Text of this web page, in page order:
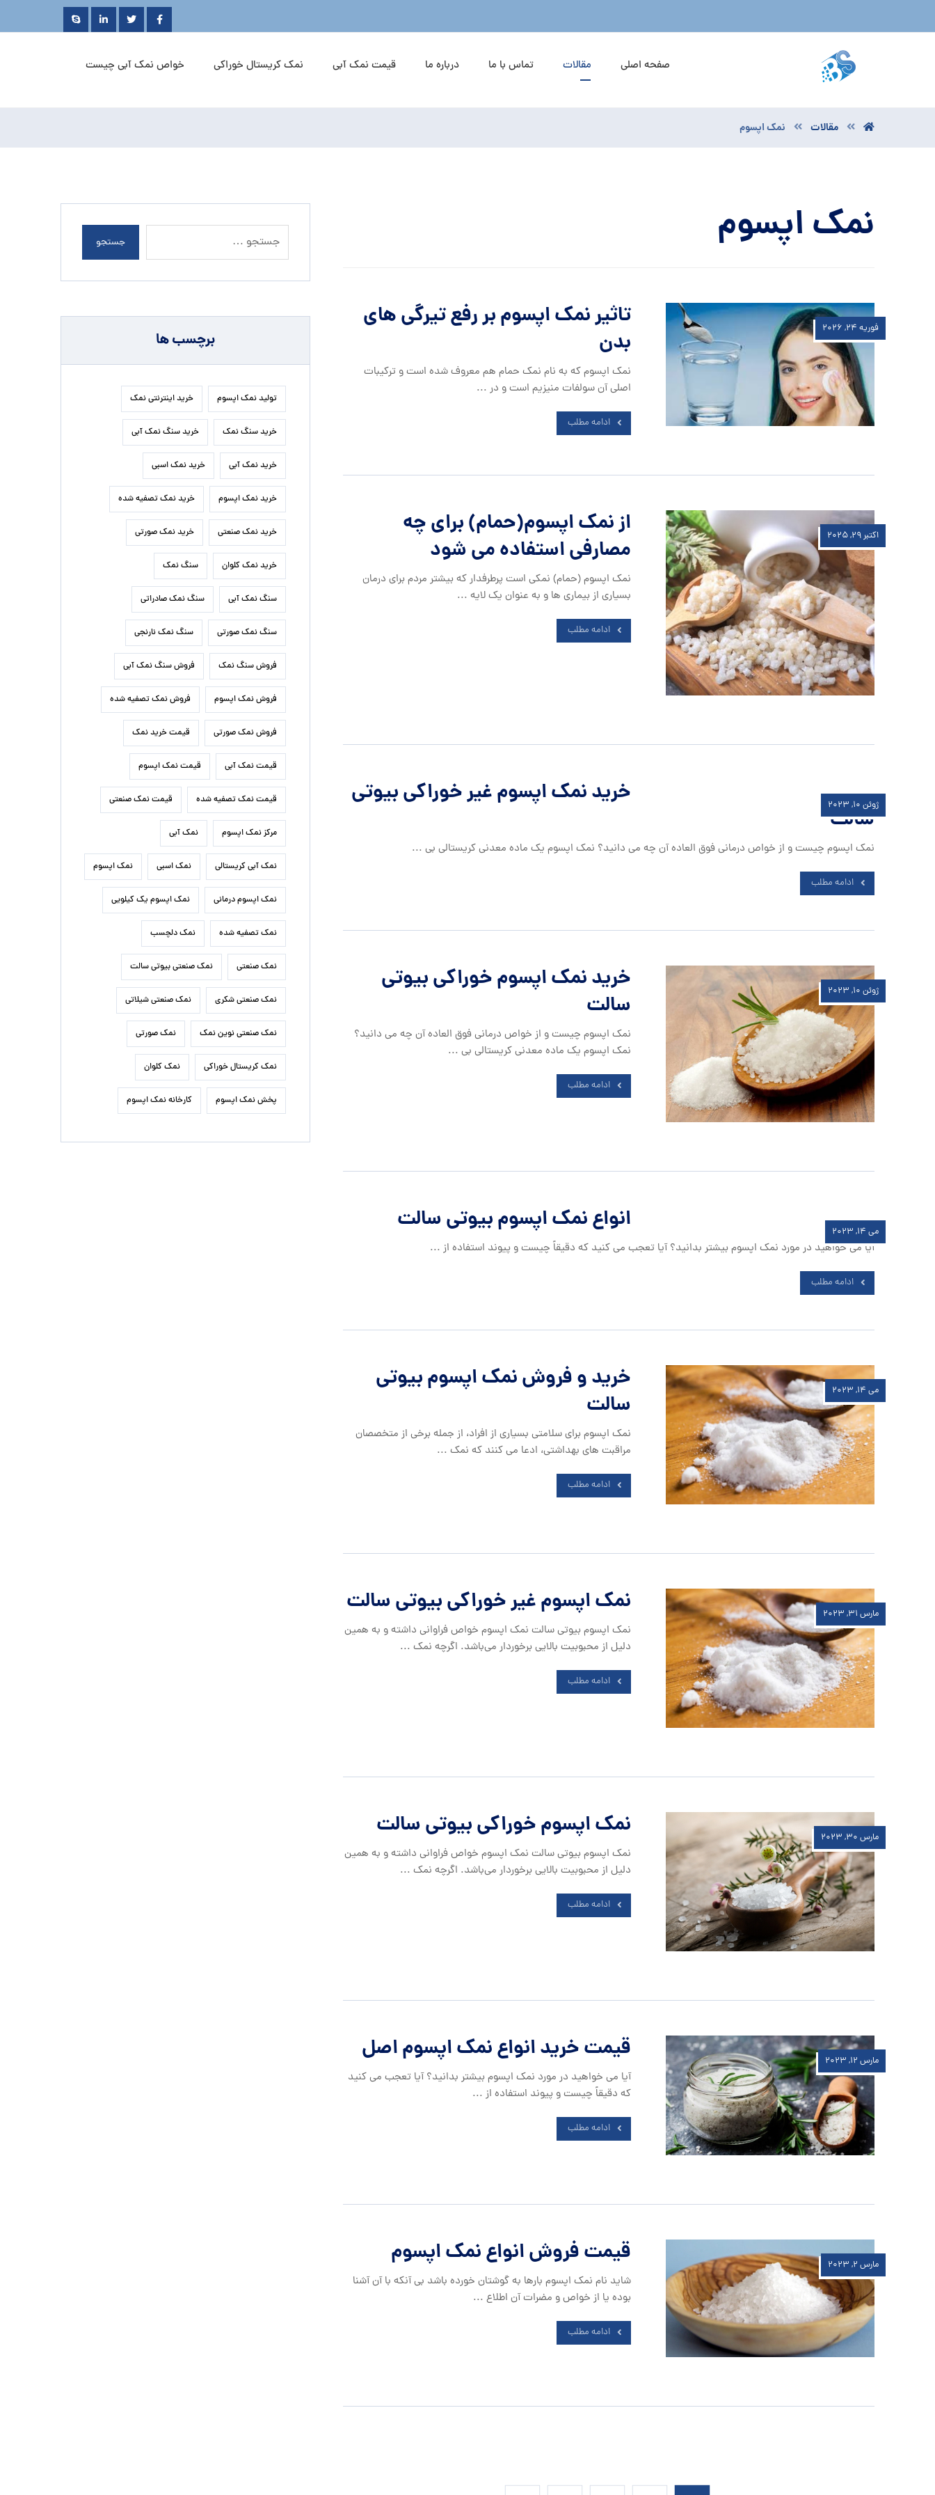
صفحه اصلی مقالات تماس با ما درباره ما قیمت نمک آبی نمک کریستال خوراکی خواص نمک آبی چیست
مقالات نمک اپسوم
نمک اپسوم
تاثیر نمک اپسوم بر رفع تیرگی های
بدن
فوریه ۲۴, ۲۰۲۶
نمک اپسوم که به نام نمک حمام هم معروف شده است و ترکیبات
اصلی آن سولفات منیزیم است و در ...
ادامه مطلب
از نمک اپسوم(حمام) برای چه
مصارفی استفاده می شود
اکتبر ۲۹, ۲۰۲۵
نمک اپسوم (حمام) نمکی است پرطرفدار که بیشتر مردم برای درمان
بسیاری از بیماری ها و به عنوان یک لایه ...
ادامه مطلب
خرید نمک اپسوم غیر خوراکی بیوتی
سالت
ژوئن ۱۰, ۲۰۲۳
نمک اپسوم چیست و از خواص درمانی فوق العاده آن چه می دانید؟ نمک اپسوم یک ماده معدنی کریستالی بی ...
ادامه مطلب
خرید نمک اپسوم خوراکی بیوتی
سالت
ژوئن ۱۰, ۲۰۲۳
نمک اپسوم چیست و از خواص درمانی فوق العاده آن چه می دانید؟
نمک اپسوم یک ماده معدنی کریستالی بی ...
ادامه مطلب
انواع نمک اپسوم بیوتی سالت می ۱۴, ۲۰۲۳
آیا می خواهید در مورد نمک اپسوم بیشتر بدانید؟ آیا تعجب می کنید که دقیقاً چیست و پیوند استفاده از ...
ادامه مطلب
خرید و فروش نمک اپسوم بیوتی
سالت
می ۱۴, ۲۰۲۳
نمک اپسوم برای سلامتی بسیاری از افراد، از جمله برخی از متخصصان
مراقبت های بهداشتی، ادعا می کنند که نمک ...
ادامه مطلب
نمک اپسوم غیر خوراکی بیوتی سالت مارس ۳۱, ۲۰۲۳
نمک اپسوم بیوتی سالت نمک اپسوم خواص فراوانی داشته و به همین
دلیل از محبوبیت بالایی برخوردار می‌باشد. اگرچه نمک ...
ادامه مطلب
نمک اپسوم خوراکی بیوتی سالت مارس ۳۰, ۲۰۲۳
نمک اپسوم بیوتی سالت نمک اپسوم خواص فراوانی داشته و به همین
دلیل از محبوبیت بالایی برخوردار می‌باشد. اگرچه نمک ...
ادامه مطلب
قیمت خرید انواع نمک اپسوم اصل مارس ۱۲, ۲۰۲۳
آیا می خواهید در مورد نمک اپسوم بیشتر بدانید؟ آیا تعجب می کنید
که دقیقاً چیست و پیوند استفاده از ...
ادامه مطلب
قیمت فروش انواع نمک اپسوم مارس ۲, ۲۰۲۳
شاید نام نمک اپسوم بارها به گوشتان خورده باشد بی آنکه با آن آشنا
بوده یا از خواص و مضرات آن اطلاع ...
ادامه مطلب
جستجو
برچسب ها
تولید نمک اپسوم خرید اینترنتی نمک
خرید سنگ نمک خرید سنگ نمک آبی
خرید نمک آبی خرید نمک اسبی
خرید نمک اپسوم خرید نمک تصفیه شده
خرید نمک صنعتی خرید نمک صورتی
خرید نمک کلوان سنگ نمک
سنگ نمک آبی سنگ نمک صادراتی
سنگ نمک صورتی سنگ نمک نارنجی
فروش سنگ نمک فروش سنگ نمک آبی
فروش نمک اپسوم فروش نمک تصفیه شده
فروش نمک صورتی قیمت خرید نمک
قیمت نمک آبی قیمت نمک اپسوم
قیمت نمک تصفیه شده قیمت نمک صنعتی
مرکز نمک اپسوم نمک آبی
نمک آبی کریستالی نمک اسبی نمک اپسوم
نمک اپسوم درمانی نمک اپسوم یک کیلویی
نمک تصفیه شده نمک دلچسب
نمک صنعتی نمک صنعتی بیوتی سالت
نمک صنعتی شکری نمک صنعتی شیلاتی
نمک صنعتی نوین نمک نمک صورتی
نمک کریستال خوراکی نمک کلوان
پخش نمک اپسوم کارخانه نمک اپسوم